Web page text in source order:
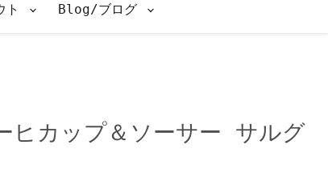
ト Blog/ブログ
ヒカップ＆ソーサー サルグ